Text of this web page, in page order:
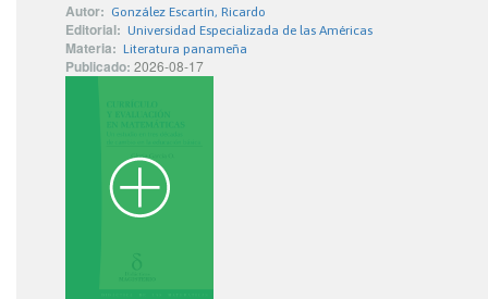
Autor: González Escartín, Ricardo
Editorial: Universidad Especializada de las Américas
Materia: Literatura panameña
Publicado: 2026-08-17